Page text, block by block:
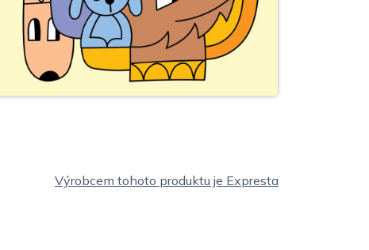
Výrobcem tohoto produktu je Expresta